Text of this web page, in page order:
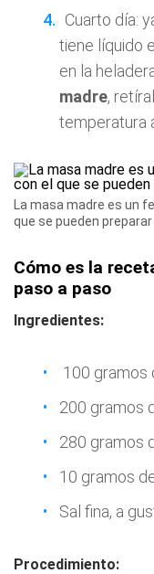
Cuarto día:
tiene líquido
en la
madre,
temperatura
La masa madre es un
que se pueden
Cómo es la
paso a paso
Ingredientes:
100 gramos
200 gramos
280 gramos
10 gramos
Sal fina, a
Procedimiento: